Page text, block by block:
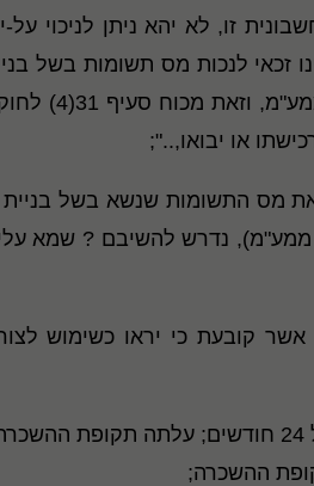
זו, לא יהא ניתן לניכוי על-
זכאי לנכות מס תשומות בשל
להוצאת החשבונית
או יבואו,..";
מס התשומות שנשא בשל בניית
ממע"מ), נדרש להשיבם ? שמא
2(1) לתקנות מע"מ ו- 2(1)(ג) לתקנות מע"מ אשר
(1) תקופת ההשכרה המצטברת של המקרקעין, לאותו שוכר או לכמה שוכרים,
ההשכרה;